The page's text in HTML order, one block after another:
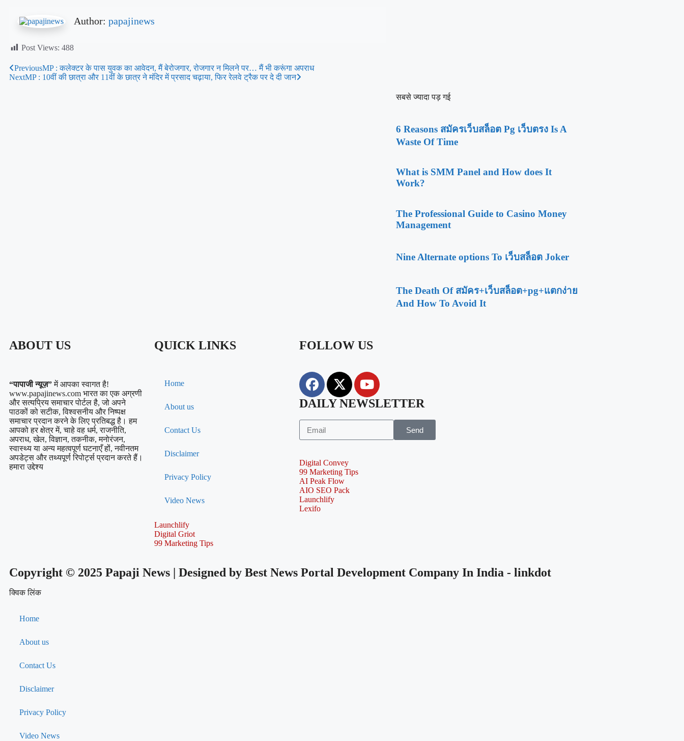
Author: papajinews
Post Views: 488
PreviousMP : कलेक्टर के पास युवक का आवेदन, मैं बेरोजगार, रोजगार न मिलने पर… मैं भी करूंगा अपराध
NextMP : 10वीं की छात्रा और 11वीं के छात्र ने मंदिर में प्रसाद चढ़ाया, फिर रेलवे ट्रैक पर दे दी जान
सबसे ज्यादा पड़ गई
6 Reasons สมัครเว็บสล็อต Pg เว็บตรง Is A
Waste Of Time
What is SMM Panel and How does It
Work?
The Professional Guide to Casino Money
Management
Nine Alternate options To เว็บสล็อต Joker
The Death Of สมัคร+เว็บสล็อต+pg+แตกง่าย
And How To Avoid It
ABOUT US
“पापाजी न्यूज़”में आपका स्वागत है!
www.papajinews.com भारत का एक अग्रणी
और सत्यप्रिय समाचार पोर्टल है, जो अपने
पाठकों को सटीक, विश्वसनीय और निष्पक्ष
समाचार प्रदान करने के लिए प्रतिबद्ध है। हम
आपको हर क्षेत्र में, चाहे वह धर्म, राजनीति,
अपराध, खेल, विज्ञान, तकनीक, मनोरंजन,
स्वास्थ्य या अन्य महत्वपूर्ण घटनाएँ हों, नवीनतम
अपडेट्स और तथ्यपूर्ण रिपोर्ट्स प्रदान करते हैं।
हमारा उद्देश्य
QUICK LINKS
Home
About us
Contact Us
Disclaimer
Privacy Policy
Video News
Launchlify
Digital Griot
99 Marketing Tips
FOLLOW US
DAILY NEWSLETTER
Send
Digital Convey
99 Marketing Tips
AI Peak Flow
AIO SEO Pack
Launchlify
Lexifo
Copyright © 2025 Papaji News | Designed by Best News Portal Development Company In India - linkdot
क्विक लिंक
Home
About us
Contact Us
Disclaimer
Privacy Policy
Video News